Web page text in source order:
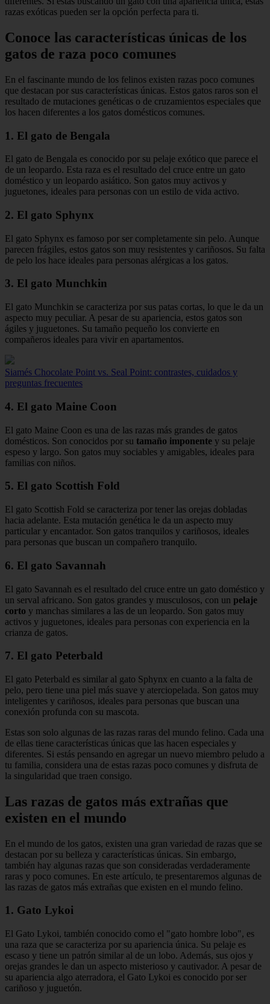
razas exóticas pueden ser la opción perfecta para ti.
Conoce las características únicas de los
gatos de raza poco comunes
En el fascinante mundo de los felinos existen razas poco comunes
que destacan por sus características únicas. Estos gatos raros son el
resultado de mutaciones genéticas o de cruzamientos especiales que
los hacen diferentes a los gatos domésticos comunes.
1. El gato de Bengala
El gato de Bengala es conocido por su pelaje exótico que parece el
de un leopardo. Esta raza es el resultado del cruce entre un gato
doméstico y un leopardo asiático. Son gatos muy activos y
juguetones, ideales para personas con un estilo de vida activo.
2. El gato Sphynx
El gato Sphynx es famoso por ser completamente sin pelo. Aunque
parecen frágiles, estos gatos son muy resistentes y cariñosos. Su falta
de pelo los hace ideales para personas alérgicas a los gatos.
3. El gato Munchkin
El gato Munchkin se caracteriza por sus patas cortas, lo que le da un
aspecto muy peculiar. A pesar de su apariencia, estos gatos son
ágiles y juguetones. Su tamaño pequeño los convierte en
compañeros ideales para vivir en apartamentos.
Siamés Chocolate Point vs. Seal Point: contrastes, cuidados y
preguntas frecuentes
4. El gato Maine Coon
El gato Maine Coon es una de las razas más grandes de gatos
domésticos. Son conocidos por su tamaño imponente y su pelaje
espeso y largo. Son gatos muy sociables y amigables, ideales para
familias con niños.
5. El gato Scottish Fold
El gato Scottish Fold se caracteriza por tener las orejas dobladas
hacia adelante. Esta mutación genética le da un aspecto muy
particular y encantador. Son gatos tranquilos y cariñosos, ideales
para personas que buscan un compañero tranquilo.
6. El gato Savannah
El gato Savannah es el resultado del cruce entre un gato doméstico y
un serval africano. Son gatos grandes y musculosos, con un pelaje
corto y manchas similares a las de un leopardo. Son gatos muy
activos y juguetones, ideales para personas con experiencia en la
crianza de gatos.
7. El gato Peterbald
El gato Peterbald es similar al gato Sphynx en cuanto a la falta de
pelo, pero tiene una piel más suave y aterciopelada. Son gatos muy
inteligentes y cariñosos, ideales para personas que buscan una
conexión profunda con su mascota.
Estas son solo algunas de las razas raras del mundo felino. Cada una
de ellas tiene características únicas que las hacen especiales y
diferentes. Si estás pensando en agregar un nuevo miembro peludo a
tu familia, considera una de estas razas poco comunes y disfruta de
la singularidad que traen consigo.
Las razas de gatos más extrañas que
existen en el mundo
En el mundo de los gatos, existen una gran variedad de razas que se
destacan por su belleza y características únicas. Sin embargo,
también hay algunas razas que son consideradas verdaderamente
raras y poco comunes. En este artículo, te presentaremos algunas de
las razas de gatos más extrañas que existen en el mundo felino.
1. Gato Lykoi
El Gato Lykoi, también conocido como el "gato hombre lobo", es
una raza que se caracteriza por su apariencia única. Su pelaje es
escaso y tiene un patrón similar al de un lobo. Además, sus ojos y
orejas grandes le dan un aspecto misterioso y cautivador. A pesar de
su apariencia algo aterradora, el Gato Lykoi es conocido por ser
cariñoso y juguetón.